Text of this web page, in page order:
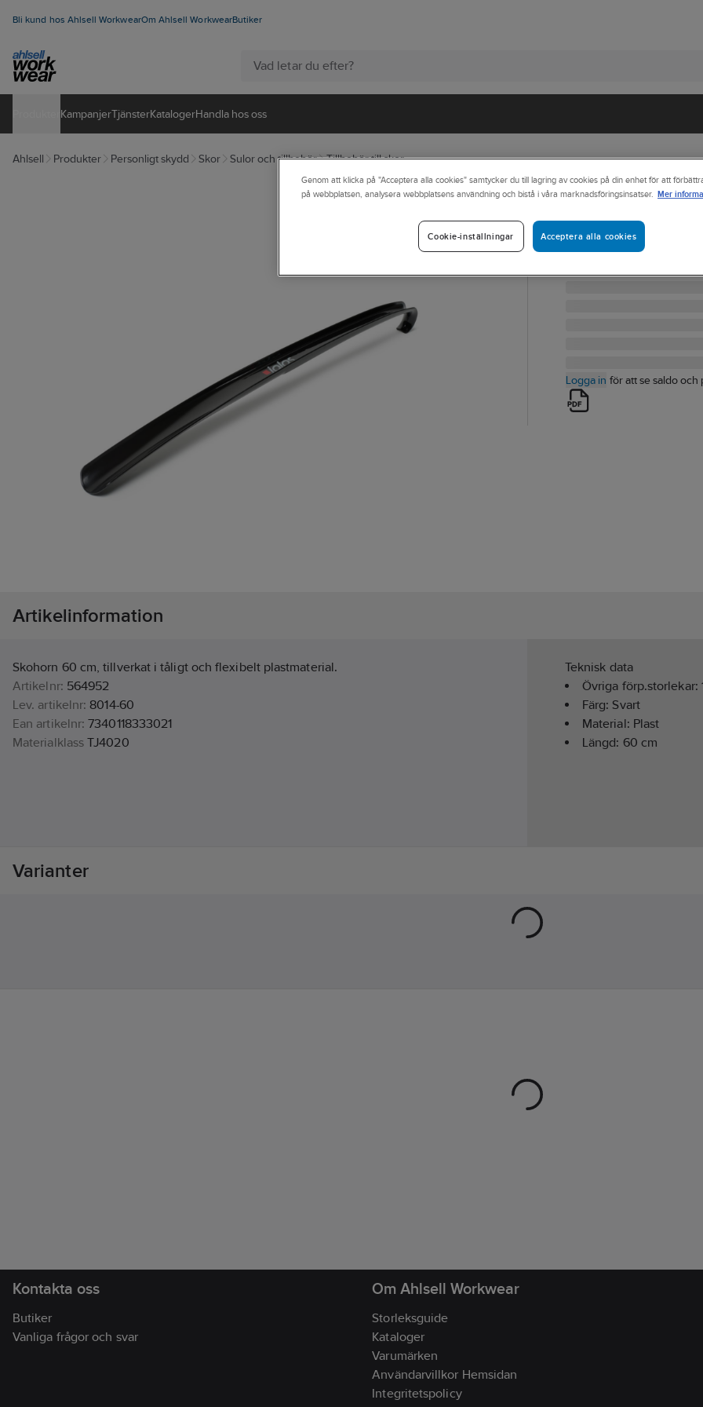
Bli kund hos Ahlsell WorkwearOm Ahlsell WorkwearButiker
KampanjerTjänsterKatalogerHandla hos oss
Ahlsell Produkter Personligt skydd Skor Sulor och tillbehör Tillbehör till skor
JALAS
Skohorn Jalas
SKOHORN JALAS 60 CM
Logga in för att se saldo och
Artikelinformation
Skohorn 60 cm, tillverkat i tåligt och flexibelt plastmaterial.
Artikelnr: 564952
Lev. artikelnr: 8014-60
Ean artikelnr: 7340118333021
Materialklass TJ4020
Teknisk data
Övriga förp.storlekar:
Färg:Svart
Material: Plast
Längd: 60 cm
Varianter
Kontakta oss
Butiker
Vanliga frågor och svar
Om Ahlsell Workwear
Storleksguide
Kataloger
Varumärken
Användarvillkor Hemsidan
Integritetspolicy
Genom att klicka på "Acceptera alla cookies" samtycker du till lagring av cookies på din enhet för att
på webbplatsen, analysera webbplatsens användning och bistå i våra marknadsföringsinsatser. Mer
Acceptera alla cookies
Cookie-inställningar